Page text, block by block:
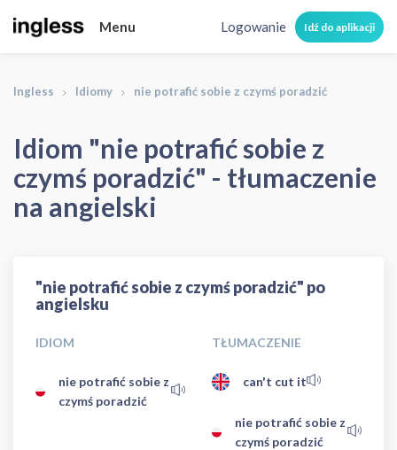
Menu Logowanie Idź do aplikacji
Ingless Idiomy nie potrafić sobie z czymś poradzić
Idiom "nie potrafić sobie z
czymś poradzić" - tłumaczenie
na angielski
"nie potrafić sobie z czymś poradzić" po
angielsku
IDIOM TŁUMACZENIE
nie potrafić sobie z
czymś poradzić
can't cut it
nie potrafić sobie z
czymś poradzić